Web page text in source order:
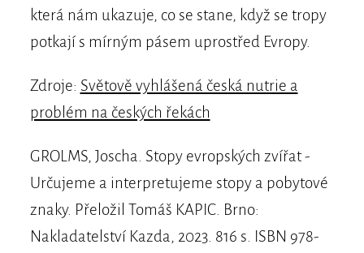
která nám ukazuje, co se stane, když se tropy
potkají s mírným pásem uprostřed Evropy.
Zdroje: Světově vyhlášená česká nutrie a
problém na českých řekách
GROLMS, Joscha. Stopy evropských zvířat -
Určujeme a interpretujeme stopy a pobytové
znaky. Přeložil Tomáš KAPIC. Brno:
Nakladatelství Kazda, 2023. 816 s. ISBN 978-